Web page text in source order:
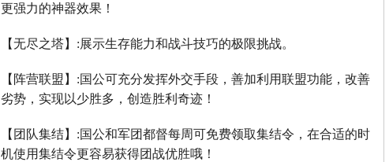
更强力的神器效果！
【无尽之塔】 :展示生存能力和战斗技巧的极限挑战。
【阵营联盟】 :国公可充分发挥外交手段，善加利用联盟功能，改善
劣势，实现以少胜多，创造胜利奇迹！
【团队集结】 :国公和军团都督每周可免费领取集结令，在合适的时
机使用集结令更容易获得团战优胜哦！